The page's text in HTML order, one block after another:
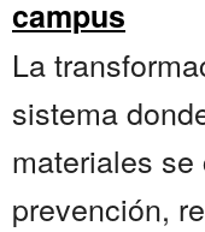
campus
La
sistema
materiales
prevención,